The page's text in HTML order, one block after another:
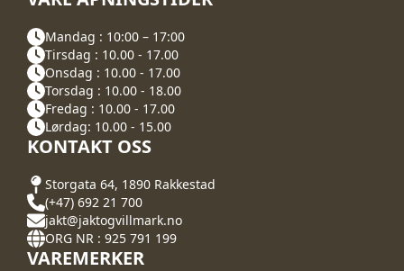
Mandag : 10:00 – 17:00
Tirsdag : 10.00 - 17.00
Onsdag : 10.00 - 17.00
Torsdag : 10.00 - 18.00
Fredag : 10.00 - 17.00
Lørdag: 10.00 - 15.00
KONTAKT OSS
Storgata 64, 1890 Rakkestad
(+47) 692 21 700
jakt@jaktogvillmark.no
ORG NR : 925 791 199
VAREMERKER